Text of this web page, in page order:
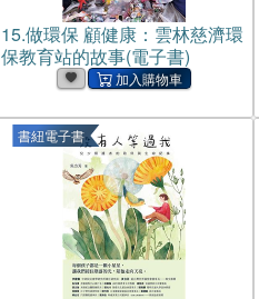
15.做環保 顧健康：雲林慈濟環
保教育站的故事(電子書)
書紐電子書